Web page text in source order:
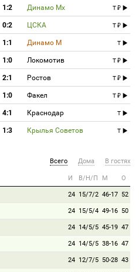
1:2 Динамо Мх
T
0:2 ЦСКА T
1:1 Динамо М T
1:0 Локомотив T
2:1 Ростов
T
1:0 Факел T
4:1 Краснодар T
1:3 Крылья Советов T
Всего Дома В гостях
И В/Н/П М О
24 15/7/2 46-17 52
24 15/5/4 49-16 50
24 14/5/5 45-19 47
24 14/5/5 38-16 47
24 12/7/5 50-28 43